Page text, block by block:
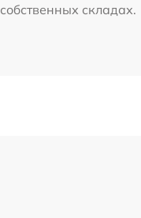
собственных складах.